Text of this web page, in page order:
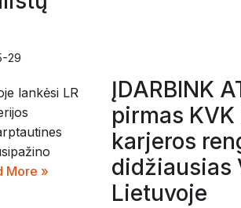
29
lankėsi LR
More »
ĮDARBINK
pirmas
karjeros
didžiausias
Lietuvoje